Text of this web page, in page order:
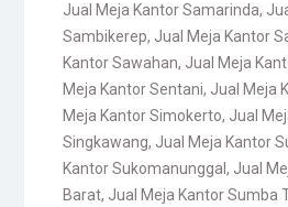
Jual Meja Kantor Samarinda,
Sambikerep, Jual Meja Kantor
Kantor Sawahan, Jual Meja
Meja Kantor Sentani, Jual Meja
Meja Kantor Simokerto, Jual
Singkawang, Jual Meja Kantor
Kantor Sukomanunggal , Jual
Barat, Jual Meja Kantor Sumba